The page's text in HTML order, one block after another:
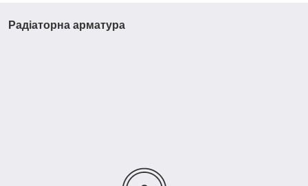
Радіаторна арматура